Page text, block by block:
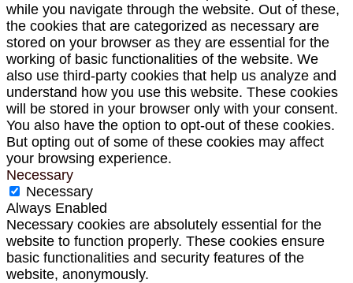
while you navigate through the website. Out of these,
the cookies that are categorized as necessary are
stored on your browser as they are essential for the
working of basic functionalities of the website. We
also use third-party cookies that help us analyze and
understand how you use this website. These cookies
will be stored in your browser only with your consent.
You also have the option to opt-out of these cookies.
But opting out of some of these cookies may affect
your browsing experience.
Necessary
Necessary
Always Enabled
Necessary cookies are absolutely essential for the
website to function properly. These cookies ensure
basic functionalities and security features of the
website, anonymously.